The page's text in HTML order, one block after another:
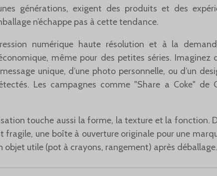
générations, exigent des produits et des
n’échappe pas à cette tendance.
numérique haute résolution et à la
même pour des petites séries. Imaginez
unique, d’une photo personnelle, ou d’un
Les campagnes comme "Share a Coke" de
touche aussi la forme, la texture et la fonction.
fragile, une boîte à ouverture originale pour une
utile (pot à crayons, rangement) après déballage.